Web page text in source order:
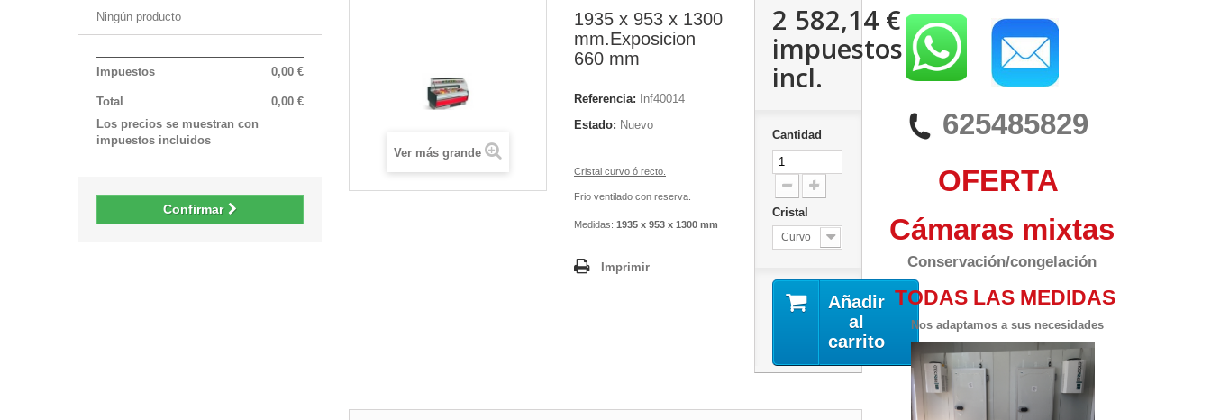
Ningún producto
0,00 €
Impuestos
0,00 €
Total
Los precios se muestran con
impuestos incluidos
Confirmar
Ver más grande
1935 x 953 x 1300
mm.Exposicion
660 mm
Referencia:
Inf40014
Estado: Nuevo
Cristal curvo ó recto.
Frio ventilado con reserva.
Medidas: 1935 x 953 x 1300 mm
Imprimir
2 582,14 €
impuestos
incl.
Cantidad
Cristal
Curvo
Añadir
al
carrito
625485829
OFERTA
Cámaras mixtas
Conservación/congelación
TODAS LAS MEDIDAS
Nos adaptamos a sus necesidades